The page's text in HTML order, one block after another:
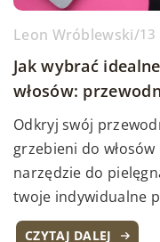
Leon Wróblewski/13
Jak wybrać
włosów:
Odkryj swój
grzebieni do
narzędzie do
twoje indywidualne
CZYTAJ DALEJ